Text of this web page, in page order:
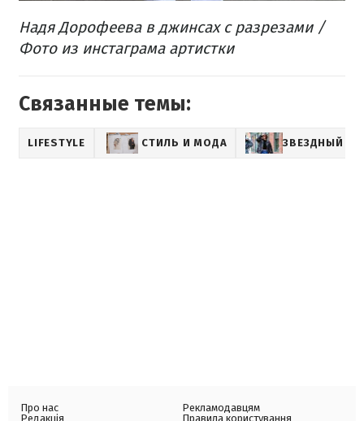
Надя Дорофеева в джинсах с разрезами /
Фото из инстаграма артистки
Связанные темы:
LIFESTYLE СТИЛЬ И МОДА ЗВЕЗДНЫЙ
Про нас
Редакція
Рекламодавцям
Правила користування